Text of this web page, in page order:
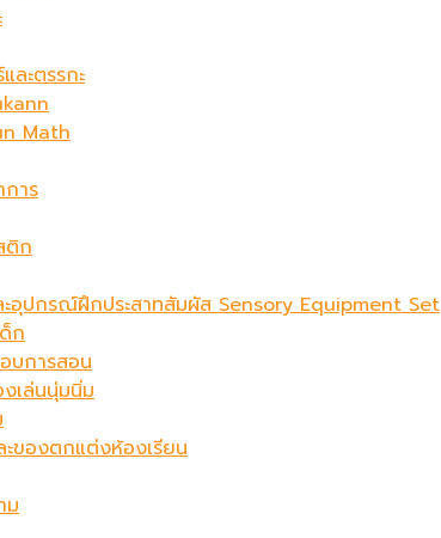
ละตรรกะ
Math
าร
ติก
ะอุปกรณ์ฝึกประสาทสัมผัส Sensory Equipment Set
ก
บการสอน
เล่นนุ่มนิ่ม
ะของตกแต่งห้องเรียน
ม